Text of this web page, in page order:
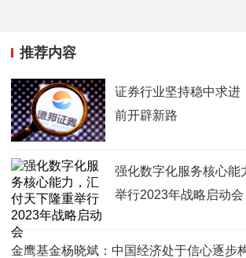
推荐内容
证券行业坚持稳中求进
前开辟新路
强化数字化服务核心能
举行2023年战略启动会
金鹰基金杨晓斌：中国经济处于信心逐步